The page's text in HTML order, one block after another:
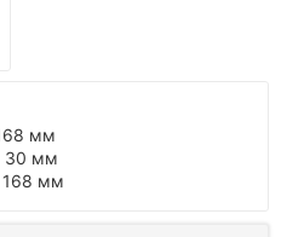
мм
30 мм
168 мм